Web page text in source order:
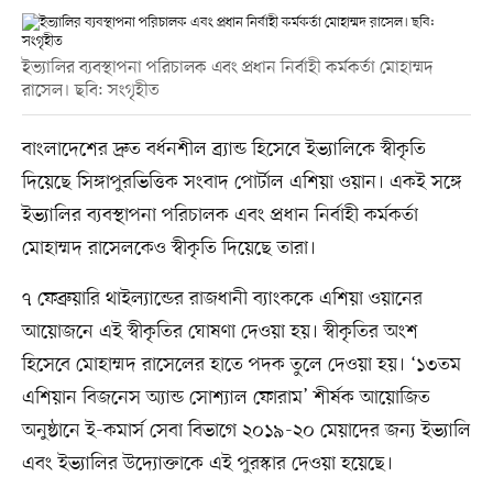
ইভ্যালির ব্যবস্থাপনা পরিচালক এবং প্রধান নির্বাহী কর্মকর্তা মোহাম্মদ
রাসেল। ছবি: সংগৃহীত
বাংলাদেশের দ্রুত বর্ধনশীল ব্র্যান্ড হিসেবে ইভ্যালিকে স্বীকৃতি
দিয়েছে সিঙ্গাপুরভিত্তিক সংবাদ পোর্টাল এশিয়া ওয়ান। একই সঙ্গে
ইভ্যালির ব্যবস্থাপনা পরিচালক এবং প্রধান নির্বাহী কর্মকর্তা
মোহাম্মদ রাসেলকেও স্বীকৃতি দিয়েছে তারা।
৭ ফেব্রুয়ারি থাইল্যান্ডের রাজধানী ব্যাংককে এশিয়া ওয়ানের
আয়োজনে এই স্বীকৃতির ঘোষণা দেওয়া হয়। স্বীকৃতির অংশ
হিসেবে মোহাম্মদ রাসেলের হাতে পদক তুলে দেওয়া হয়। ‘১৩তম
এশিয়ান বিজনেস অ্যান্ড সোশ্যাল ফোরাম’ শীর্ষক আয়োজিত
অনুষ্ঠানে ই-কমার্স সেবা বিভাগে ২০১৯-২০ মেয়াদের জন্য ইভ্যালি
এবং ইভ্যালির উদ্যোক্তাকে এই পুরস্কার দেওয়া হয়েছে।